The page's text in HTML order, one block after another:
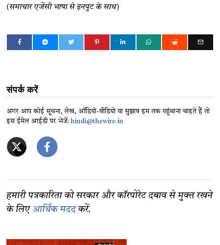
(समाचार एजेंसी भाषा से इनपुट के साथ)
संपर्क करें
अगर आप कोई सूचना, लेख, ऑडियो-वीडियो या सुझाव हम तक पहुंचाना चाहते हैं तो
इस ईमेल आईडी पर भेजें:hindi@thewire.in
हमारी पत्रकारिता को सरकार और कॉरपोरेट दबाव से मुक्त रखने
के लिए आर्थिक मददकरें.